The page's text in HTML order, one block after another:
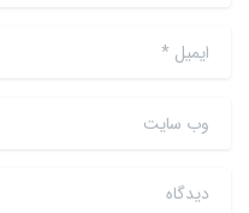
ایمیل *
وب سایت
دیدگاه